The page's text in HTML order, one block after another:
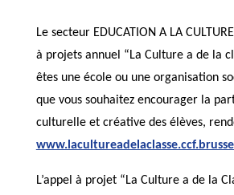
Le secteur EDUCATION A LA
à projets annuel “La Culture a de la
êtes une école ou une organisation
que vous souhaitez encourager la
culturelle et créative des élèves,
L’appel à projet “La Culture a de la